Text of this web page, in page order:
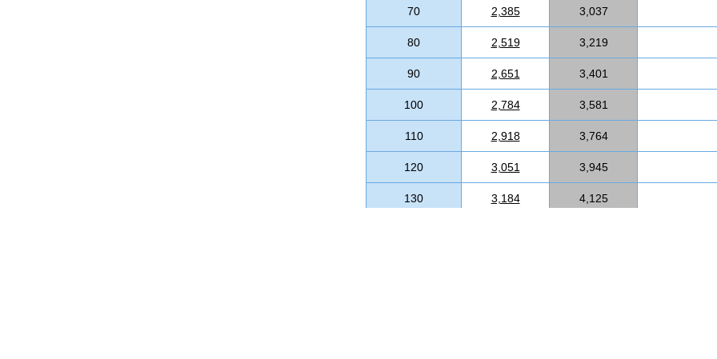
70 2,385 3,037
80 2,519 3,219
90 2,651 3,401
100 2,784 3,581
110 2,918 3,764
120 3,051 3,945
130 3,184 4,125